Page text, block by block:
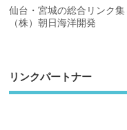
仙台・宮城の総合リンク
（株）朝日海洋開発
リンクパートナー